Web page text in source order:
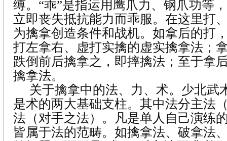
缚。“乖”是指运用鹰爪力、钢爪功等
立即丧失抵抗能力而乖服。在这里打
为擒拿创造条件和战机。如拿后的打
打左拿右、虚打实擒的虚实擒拿法；
跌倒前后擒拿之，即摔擒法；至于拿
擒拿法。
关于擒拿中的法、力、术。少北武
是术的两大基础支柱。其中法分主法
法（对手之法）。凡是单人自己演练
皆属于法的范畴。如擒拿法、破拿法